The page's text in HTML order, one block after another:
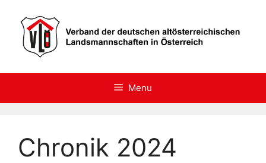
content
Menu
Chronik 2024